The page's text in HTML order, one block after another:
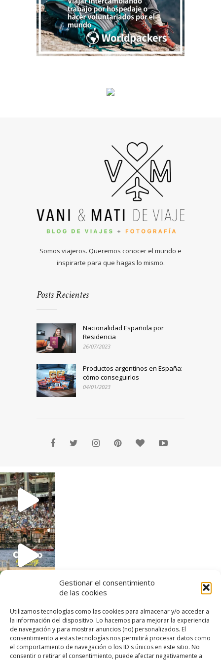
Gestionar el consentimiento
de las cookies
Utilizamos tecnologías como las cookies para almacenar y/o acceder a
la información del dispositivo. Lo hacemos para mejorar la experiencia
de navegación y para mostrar anuncios (no) personalizados. El
consentimiento a estas tecnologías nos permitirá procesar datos como
el comportamiento de navegación o los ID's únicos en este sitio. No
consentir o retirar el consentimiento, puede afectar negativamente a
Somos viajeros. Queremos conocer el mundo e
inspirarte para que hagas lo mismo.
Posts Recientes
Nacionalidad Española por
Residencia
26/07/2023
Productos argentinos en España:
cómo conseguirlos
04/01/2023